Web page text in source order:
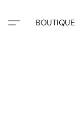
BOUTIQUE